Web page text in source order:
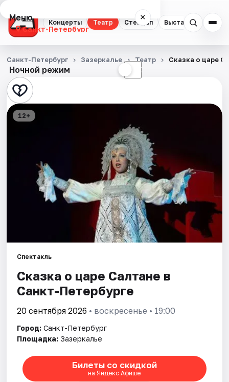
Концерты Театр Стендап Выставки
Меню ×
Санкт-Петербург
Концерты
Театр
Стендап
Экскурсии
Города
Площадки
Рейтинги
Ночной режим ☾
Санкт-Петербург Зазеркалье Театр Сказка о царе
12+
Спектакль
Сказка о царе Салтане в
Санкт-Петербурге
20 сентября 2026 • воскресенье • 19:00
Город: Санкт-Петербург
Площадка: Зазеркалье
Билеты со скидкой
на Яндекс Афише